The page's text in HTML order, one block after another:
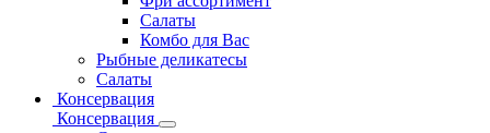
Салаты
Комбо для Вас
Рыбные деликатесы
Салаты
Консервация
Консервация